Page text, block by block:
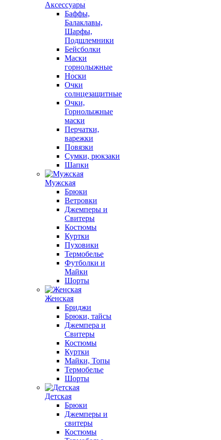
Аксессуары
Баффы,
Балаклавы,
Шарфы,
Подшлемники
Бейсболки
Маски
горнолыжные
Носки
Очки
солнцезащитные
Очки,
Горнолыжные
маски
Перчатки,
варежки
Повязки
Сумки, рюкзаки
Шапки
Мужская
Брюки
Ветровки
Джемперы и
Свитеры
Костюмы
Куртки
Пуховики
Термобелье
Футболки и
Майки
Шорты
Женская
Бриджи
Брюки, тайсы
Джемпера и
Свитеры
Костюмы
Куртки
Майки, Топы
Термобелье
Шорты
Детская
Брюки
Джемперы и
свитеры
Костюмы